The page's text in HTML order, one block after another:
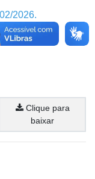
2026.
Clique para
baixar